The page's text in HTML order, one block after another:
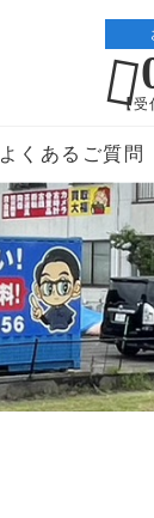
【受
よくあるご質問